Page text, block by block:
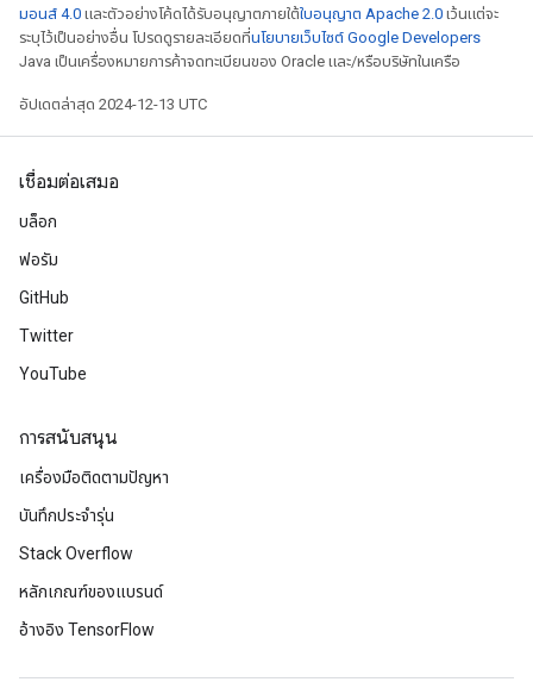
มอนส์ 4.0 และตัวอย่างโค้ดได้รับอนุญาตภายใต้ใบอนุญาต Apache 2.0 เว้นแต่จะ
ระบุไว้เป็นอย่างอื่น โปรดดูรายละเอียดที่นโยบายเว็บไซต์ Google Developers
Java เป็นเครื่องหมายการค้าจดทะเบียนของ Oracle และ/หรือบริษัทในเครือ
อัปเดตล่าสุด 2024-12-13 UTC
เชื่อมต่อเสมอ
บล็อก
ฟอรัม
GitHub
Twitter
YouTube
การสนับสนุน
เครื่องมือติดตามปัญหา
บันทึกประจำรุ่น
Stack Overflow
หลักเกณฑ์ของแบรนด์
อ้างอิง TensorFlow